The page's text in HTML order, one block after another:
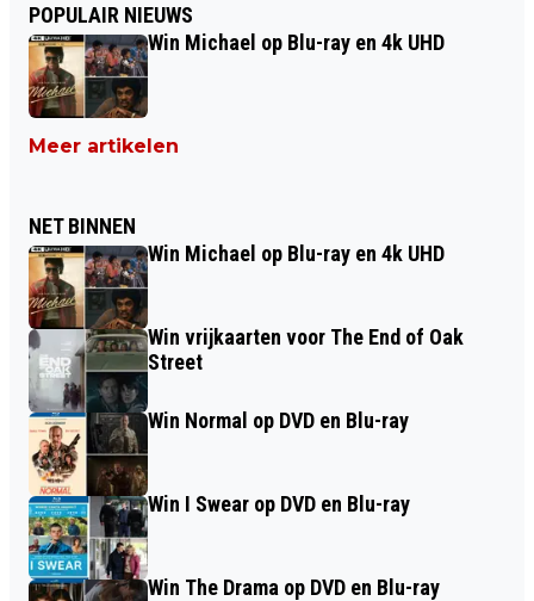
POPULAIR NIEUWS
Win Michael op Blu-ray en 4k UHD
Meer artikelen
NET BINNEN
Win Michael op Blu-ray en 4k UHD
Win vrijkaarten voor The End of Oak
Street
Win Normal op DVD en Blu-ray
Win I Swear op DVD en Blu-ray
Win The Drama op DVD en Blu-ray